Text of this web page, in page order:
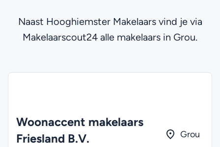
Naast Hooghiemster Makelaars vind je via
Makelaarscout24 alle makelaars in Grou.
Woonaccent makelaars
Friesland B.V.
Grou